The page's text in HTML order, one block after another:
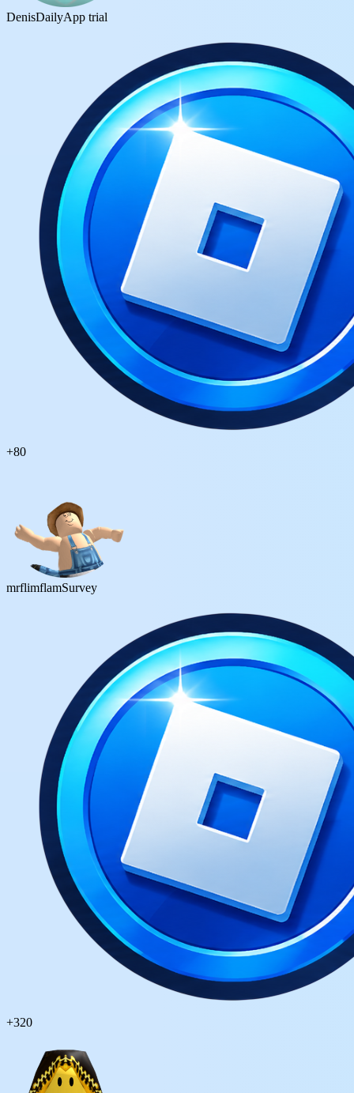
DenisDailyApp trial
+80
mrflimflamSurvey
+320